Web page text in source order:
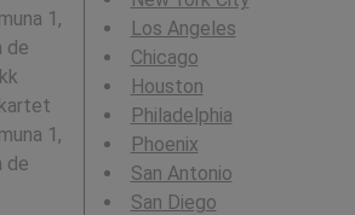
1,
de
1,
de
Los Angeles
Chicago
Houston
Philadelphia
Phoenix
San Antonio
San Diego